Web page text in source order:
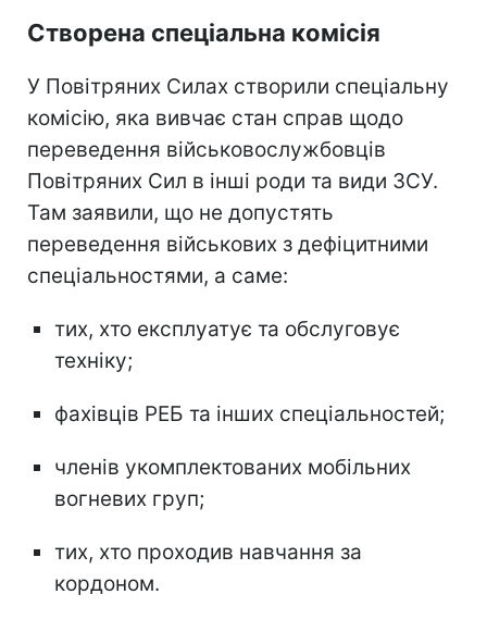
Створена спеціальна комісія
У Повітряних Силах створили спеціальну
комісію, яка вивчає стан справ щодо
переведення військовослужбовців
Повітряних Сил в інші роди та види ЗСУ.
Там заявили, що не допустять
переведення військових з дефіцитними
спеціальностями, а саме:
тих, хто експлуатує та обслуговує
техніку;
фахівців РЕБ та інших спеціальностей;
членів укомплектованих мобільних
вогневих груп;
тих, хто проходив навчання за
кордоном.